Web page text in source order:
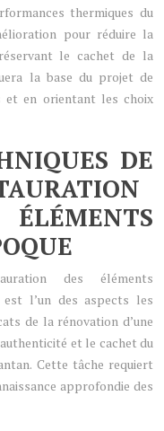
thermiques du
pour réduire la
le cachet de la
la base du projet de
et en orientant les choix
DE
ÉLÉMENTS
des éléments
est l’un des aspects les
de la rénovation d’une
et le cachet du
Cette tâche requiert
approfondie des